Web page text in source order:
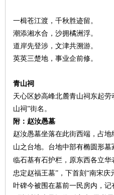
一楫苍江渡，千秋胜迹留。
潮添湘水合，沙拥橘洲浮。
道岸先登涉，文津共溯游。
英英三楚地，事业企前修。
青山祠
天心区妙高峰北麓青山祠东起
山祠”街名。
附：赵汝愚墓
赵汝愚墓坐落在此街西端，占地
山之台地。台地中部有椭圆形
临石基有石护栏，原东西各立
忠定赵福王墓”，下首刻“南宋
叶碑今被围在墓前一民房内，记